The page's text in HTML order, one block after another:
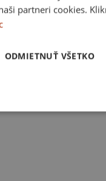
partneri cookies.
ODMIETNUŤ VŠETKO